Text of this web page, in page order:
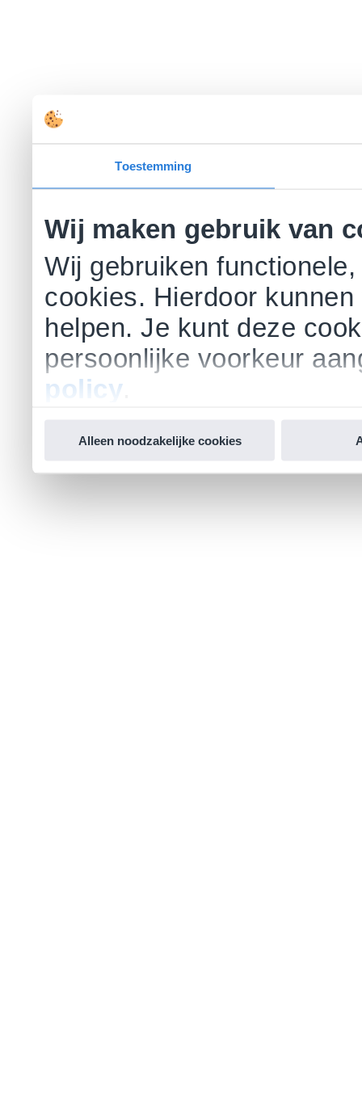
Toestemming
Wij maken gebruik van
Wij gebruiken
cookies. Hierdoor
helpen. Je kunt deze
persoonlijke voorkeur
policy
Alleen noodzakelijke cookies